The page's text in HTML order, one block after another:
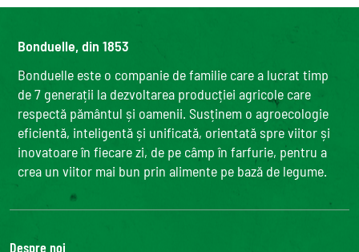
Bonduelle, din 1853
Bonduelle este o companie de familie care a lucrat timp
de 7 generații la dezvoltarea producției agricole care
respectă pământul și oamenii. Susținem o agroecologie
eficientă, inteligentă și unificată, orientată spre viitor și
inovatoare în fiecare zi, de pe câmp în farfurie, pentru a
crea un viitor mai bun prin alimente pe bază de legume.
Despre noi